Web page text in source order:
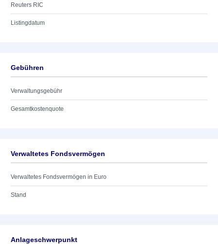
Reuters RIC
Listingdatum
Gebühren
Verwaltungsgebühr
Gesamtkostenquote
Verwaltetes Fondsvermögen
Verwaltetes Fondsvermögen in Euro
Stand
Anlageschwerpunkt